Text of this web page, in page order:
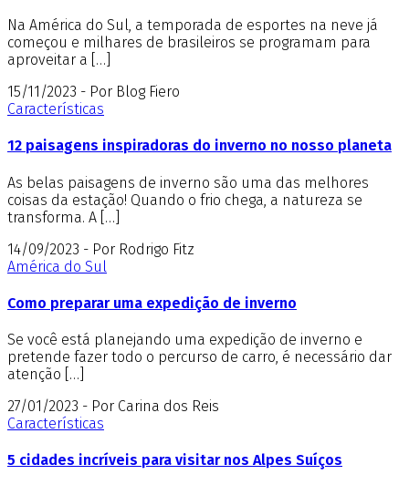
Na América do Sul, a temporada de esportes na neve já
começou e milhares de brasileiros se programam para
aproveitar a […]
15/11/2023 - Por Blog Fiero
Características
12 paisagens inspiradoras do inverno no nosso planeta
As belas paisagens de inverno são uma das melhores
coisas da estação! Quando o frio chega, a natureza se
transforma. A […]
14/09/2023 - Por Rodrigo Fitz
América do Sul
Como preparar uma expedição de inverno
Se você está planejando uma expedição de inverno e
pretende fazer todo o percurso de carro, é necessário dar
atenção […]
27/01/2023 - Por Carina dos Reis
Características
5 cidades incríveis para visitar nos Alpes Suíços